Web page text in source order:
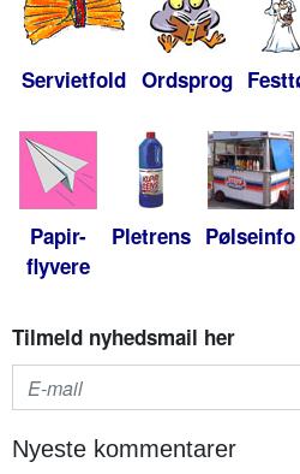
Servietfold Ordsprog
Papir-
flyvere
Pletrens Pølseinfo
Tilmeld nyhedsmail her
Nyeste kommentarer